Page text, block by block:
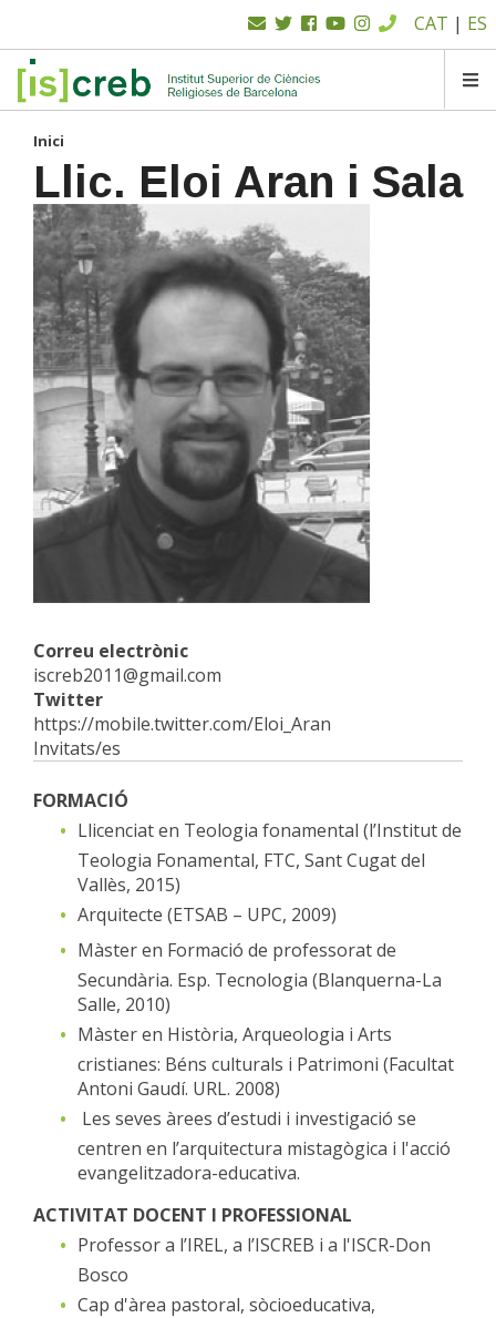
contingut
superior
SK
CAT | ES
Inici
Llic. Eloi Aran i Sala
Correu electrònic
iscreb2011@gmail.com
Twitter
https://mobile.twitter.com/Eloi_Aran
Invitats/es
FORMACIÓ
Llicenciat en Teologia fonamental (l’Institut de
Teologia Fonamental, FTC, Sant Cugat del
Vallès, 2015)
Arquitecte (ETSAB – UPC, 2009)
Màster en Formació de professorat de
Secundària. Esp. Tecnologia (Blanquerna-La
Salle, 2010)
Màster en Història, Arqueologia i Arts
cristianes: Béns culturals i Patrimoni (Facultat
Antoni Gaudí. URL. 2008)
Les seves àrees d’estudi i investigació se
centren en l’arquitectura mistagògica i l'acció
evangelitzadora-educativa.
ACTIVITAT DOCENT I PROFESSIONAL
Professor a l’IREL, a l’ISCREB i a l'ISCR-Don
Bosco
Cap d'àrea pastoral, sòcioeducativa,